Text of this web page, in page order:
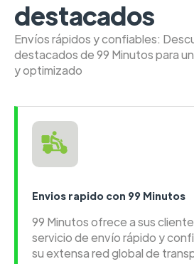
destacados
Envíos rápidos y confiables:
destacados de 99 Minutos para
y optimizado
Envios rapido con 99 Minutos
99 Minutos ofrece a sus
servicio de envío rápido y
su extensa red global de